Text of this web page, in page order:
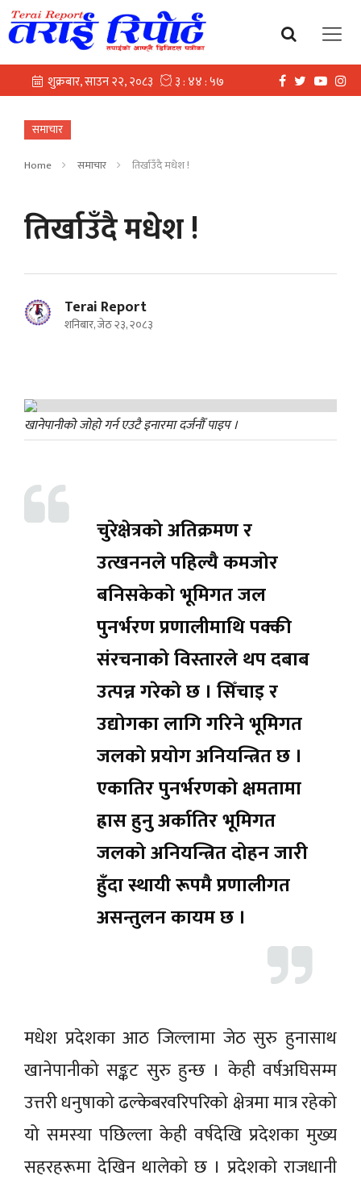
समाचार
Home समाचार तिर्खाउँदै मधेश !
तिर्खाउँदै मधेश !
Terai Report
शनिबार, जेठ २३, २०८३
खानेपानीको जोहो गर्न एउटै इनारमा दर्जनौँ पाइप ।
चुरेक्षेत्रको अतिक्रमण र
उत्खननले पहिल्यै कमजोर
बनिसकेको भूमिगत जल
पुनर्भरण प्रणालीमाथि पक्की
संरचनाको विस्तारले थप दबाब
उत्पन्न गरेको छ । सिँचाइ र
उद्योगका लागि गरिने भूमिगत
जलको प्रयोग अनियन्त्रित छ ।
एकातिर पुनर्भरणको क्षमतामा
ह्रास हुनु अर्कातिर भूमिगत
जलको अनियन्त्रित दोहन जारी
हुँदा स्थायी रूपमै प्रणालीगत
असन्तुलन कायम छ ।
मधेश प्रदेशका आठ जिल्लामा जेठ सुरु हुनासाथ
खानेपानीको सङ्कट सुरु हुन्छ । केही वर्षअघिसम्म
उत्तरी धनुषाको ढल्केबरवरिपरिको क्षेत्रमा मात्र रहेको
यो समस्या पछिल्ला केही वर्षदेखि प्रदेशका मुख्य
सहरहरूमा देखिन थालेको छ । प्रदेशको राजधानी